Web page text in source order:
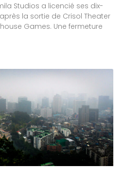
Studios a licencié ses dix-
la sortie de Crisol Theater
Games. Une fermeture